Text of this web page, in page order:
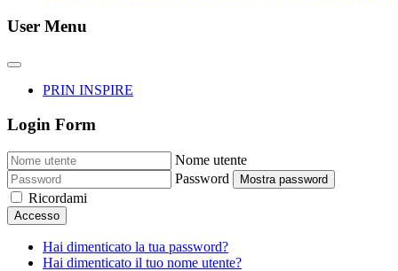
User Menu
PRIN INSPIRE
Login Form
Nome utente
Password
Mostra password
Ricordami
Accesso
Hai dimenticato la tua password?
Hai dimenticato il tuo nome utente?